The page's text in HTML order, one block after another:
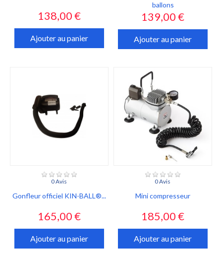
Prix
138,00 €
Ajouter au panier
ballons
Prix
139,00 €
Ajouter au panier
0 Avis
Gonfleur officiel KIN-BALL®...
Prix
165,00 €
Ajouter au panier
0 Avis
Mini compresseur
Prix
185,00 €
Ajouter au panier